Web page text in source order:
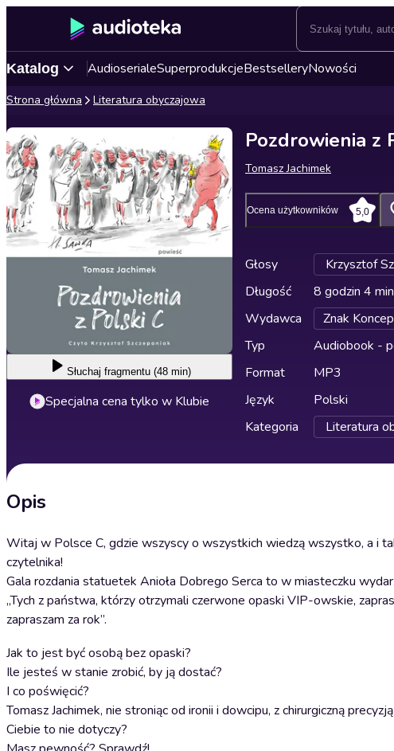
Katalog AudioserialeSuperprodukcjeBestselleryNowości
Strona główna Literatura obyczajowa
Słuchaj fragmentu (48 min)
Specjalna cena tylko w Klubie
Pozdrowienia z
Tomasz Jachimek
Ocena użytkowników 5,0
Głosy
Krzysztof
Długość
8 godzin 4
Wydawca
Znak
Typ
Audiobook -
Format
MP3
Język
Polski
Kategoria
Literatura
Opis
Witaj w Polsce C, gdzie wszyscy o wszystkich wiedzą wszystko, a i
czytelnika!
Gala rozdania statuetek Anioła Dobrego Serca to w miasteczku
„Tych z państwa, którzy otrzymali czerwone opaski VIP-owskie,
zapraszam za rok”.
Jak to jest być osobą bez opaski?
Ile jesteś w stanie zrobić, by ją dostać?
I co poświęcić?
Tomasz Jachimek, nie stroniąc od ironii i dowcipu, z chirurgiczną
Ciebie to nie dotyczy?